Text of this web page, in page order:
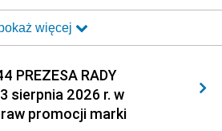
2016 2015
2013 2012
2010 2009
2007 2006
więcej
PREZESA RADY
sierpnia 2026 r. w
promocji marki